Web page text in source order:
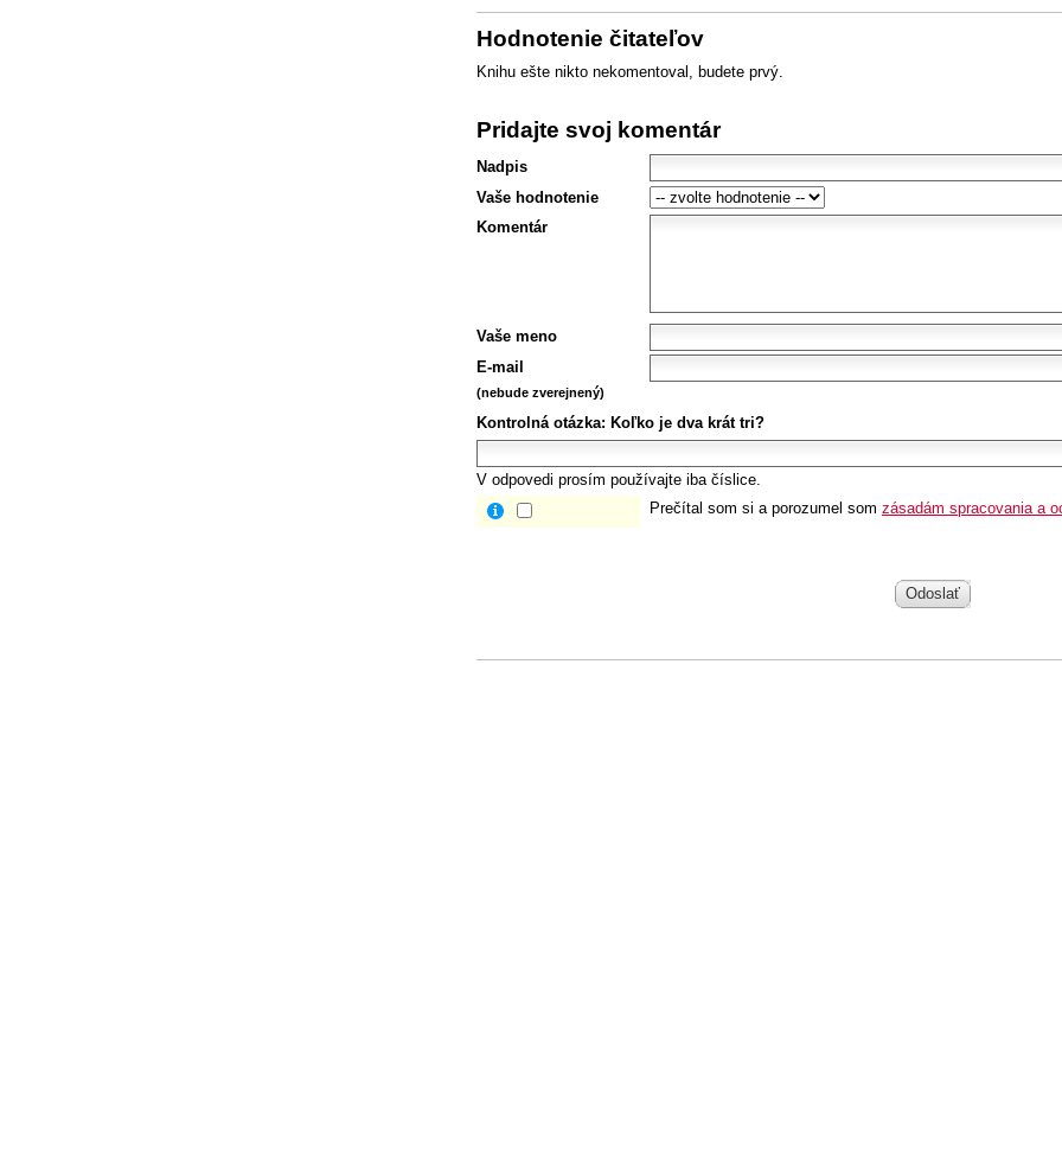
Hodnotenie čitateľov
Knihu ešte nikto nekomentoval, budete prvý.
Pridajte svoj komentár
Nadpis
Vaše hodnotenie
Komentár
Vaše meno
E-mail
(nebude zverejnený)
Kontrolná otázka: Koľko je dva krát tri?
V odpovedi prosím používajte iba číslice.
Prečítal som si a porozumel som zásadám spracovania a
Odoslať